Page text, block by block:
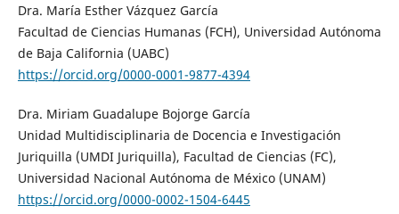
Dra. María Esther Vázquez García
Facultad de Ciencias Humanas (FCH), Universidad Autónoma
de Baja California (UABC)
https://orcid.org/0000-0001-9877-4394
Dra. Miriam Guadalupe Bojorge García
Unidad Multidisciplinaria de Docencia e Investigación
Juriquilla (UMDI Juriquilla), Facultad de Ciencias (FC),
Universidad Nacional Autónoma de México (UNAM)
https://orcid.org/0000-0002-1504-6445